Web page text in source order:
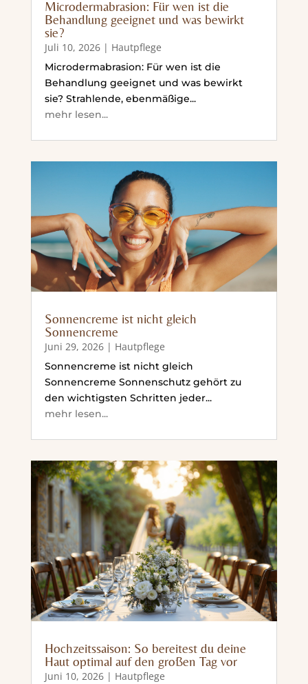
Microdermabrasion: Für wen ist die
Behandlung geeignet und was bewirkt
sie?
Juli 10, 2026| Hautpflege
Microdermabrasion: Für wen ist die
Behandlung geeignet und was bewirkt
sie? Strahlende, ebenmäßige...
mehr lesen...
Sonnencreme ist nicht gleich
Sonnencreme
Juni 29, 2026| Hautpflege
Sonnencreme ist nicht gleich
Sonnencreme Sonnenschutz gehört zu
den wichtigsten Schritten jeder...
mehr lesen...
Hochzeitssaison: So bereitest du deine
Haut optimal auf den großen Tag vor
Juni 10, 2026| Hautpflege